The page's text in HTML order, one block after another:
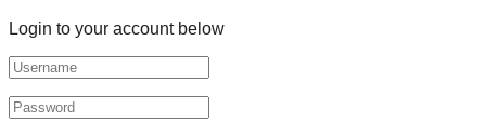
Login to your account below